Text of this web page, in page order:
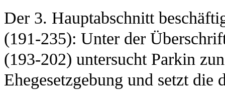
Der 3. Hauptabschnitt
(191-235): Unter der
(193-202) untersucht Parkin
Ehegesetzgebung und setzt